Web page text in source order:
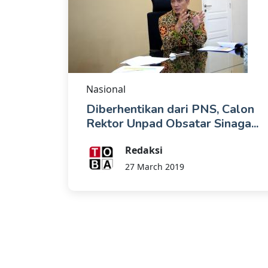
Nasional
Diberhentikan dari PNS, Calon
Rektor Unpad Obsatar Sinaga...
Redaksi
27 March 2019